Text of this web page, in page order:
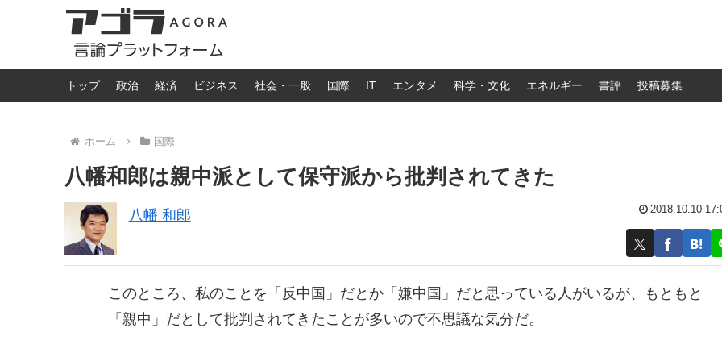
トップ 政治 経済 ビジネス 社会・一般 国際 IT エンタメ 科学・文化 エネルギー 書評 投稿募集
ホーム 国際
八幡和郎は親中派として保守派から批判されてきた
八幡 和郎 2018.10.10
このところ、私のことを「反中国」だとか「嫌中国」だと思っている人がいるが、もともと
「親中」だとして批判されてきたことが多いので不思議な気分だ。